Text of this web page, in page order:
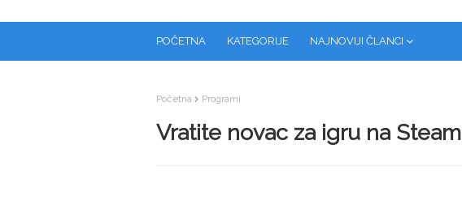
POČETNA KATEGORIJE NAJNOVIJI ČLANCI
Početna Programi
Vratite novac za igru ​​na Steam